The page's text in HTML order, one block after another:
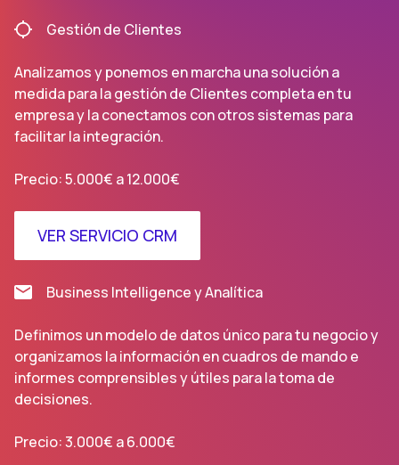
Gestión de Clientes
Analizamos y ponemos en marcha una solución a
medida para la gestión de Clientes completa en tu
empresa y la conectamos con otros sistemas para
facilitar la integración.
Precio: 5.000€ a 12.000€
VER SERVICIO CRM
Business Intelligence y Analítica
Definimos un modelo de datos único para tu negocio y
organizamos la información en cuadros de mando e
informes comprensibles y útiles para la toma de
decisiones.
Precio: 3.000€ a 6.000€